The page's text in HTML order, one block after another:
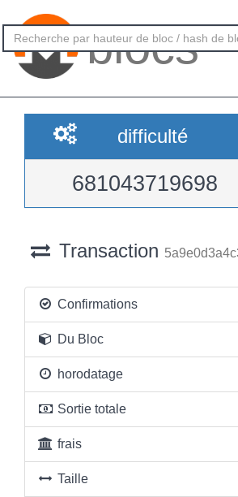
blocs
difficulté
681043719698
Transaction
Confirmations
Du Bloc
horodatage
Sortie totale
frais
Taille